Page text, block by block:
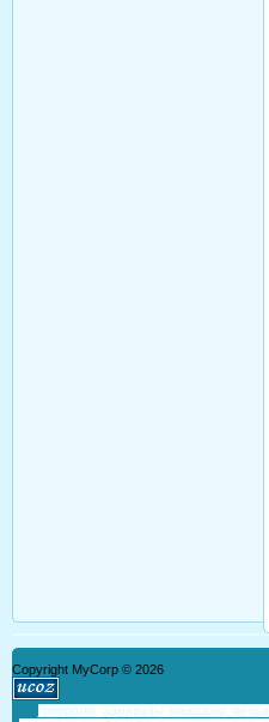
Copyright MyCorp © 2026
генералы адмиралы маршалы,